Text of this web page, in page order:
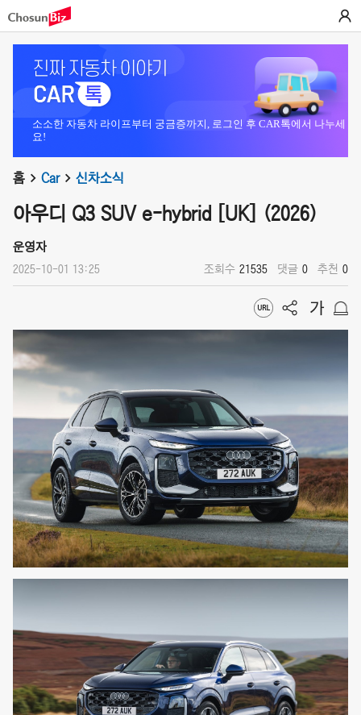
소소한 자동차 라이프부터 궁금증까지, 로그인 후 CAR톡에서 나누세
요!
홈 Car 신차소식
아우디 Q3 SUV e-hybrid [UK] (2026)
운영자
2025-10-01 13:25 조회수 21535 댓글 0 추천 0